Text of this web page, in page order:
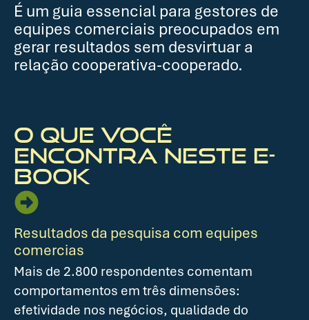
É um guia essencial para gestores de
equipes comerciais preocupados em
gerar resultados sem desvirtuar a
relação cooperativa-cooperado.
O que você
encontra neste e-
book
Resultados da pesquisa com equipes
comercias
Mais de 2.800 respondentes comentam
comportamentos em três dimensões:
efetividade nos negócios, qualidade do